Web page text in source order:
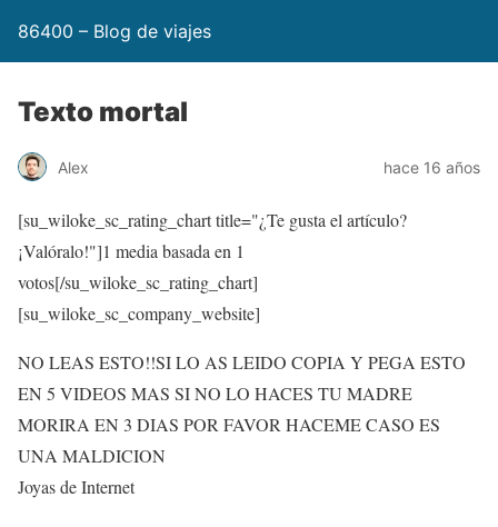
86400 – Blog de viajes
Texto mortal
Alex hace 16 años
[su_wiloke_sc_rating_chart title="¿Te gusta el artículo?
¡Valóralo!"]1 media basada en 1
votos[/su_wiloke_sc_rating_chart]
[su_wiloke_sc_company_website]
NO LEAS ESTO!!SI LO AS LEIDO COPIA Y PEGA ESTO
EN 5 VIDEOS MAS SI NO LO HACES TU MADRE
MORIRA EN 3 DIAS POR FAVOR HACEME CASO ES
UNA MALDICION
Joyas de Internet